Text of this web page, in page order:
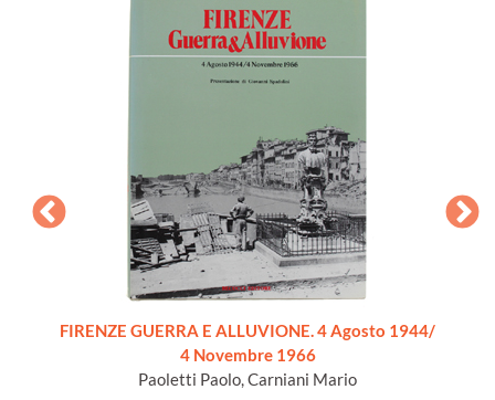
FIRENZE GUERRA E ALLUVIONE. 4 Agosto 1944/
4 Novembre 1966
Paoletti Paolo, Carniani Mario